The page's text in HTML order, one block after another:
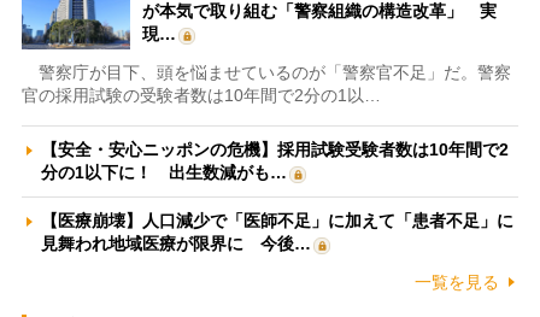
が本気で取り組む「警察組織の構造改革」 実
現…
警察庁が目下、頭を悩ませているのが「警察官不足」だ。警察
官の採用試験の受験者数は10年間で2分の1以…
【安全・安心ニッポンの危機】採用試験受験者数は10年間で2
分の1以下に！ 出生数減がも…
【医療崩壊】人口減少で「医師不足」に加えて「患者不足」に
見舞われ地域医療が限界に 今後…
一覧を見る